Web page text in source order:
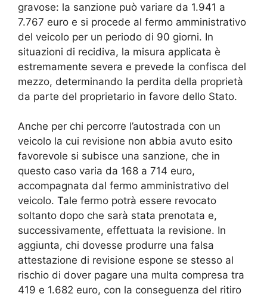
gravose: la sanzione può variare da 1.941 a
7.767 euro e si procede al fermo amministrativo
del veicolo per un periodo di 90 giorni. In
situazioni di recidiva, la misura applicata è
estremamente severa e prevede la confisca del
mezzo, determinando la perdita della proprietà
da parte del proprietario in favore dello Stato.
Anche per chi percorre l’autostrada con un
veicolo la cui revisione non abbia avuto esito
favorevole si subisce una sanzione, che in
questo caso varia da 168 a 714 euro,
accompagnata dal fermo amministrativo del
veicolo. Tale fermo potrà essere revocato
soltanto dopo che sarà stata prenotata e,
successivamente, effettuata la revisione. In
aggiunta, chi dovesse produrre una falsa
attestazione di revisione espone se stesso al
rischio di dover pagare una multa compresa tra
419 e 1.682 euro, con la conseguenza del ritiro